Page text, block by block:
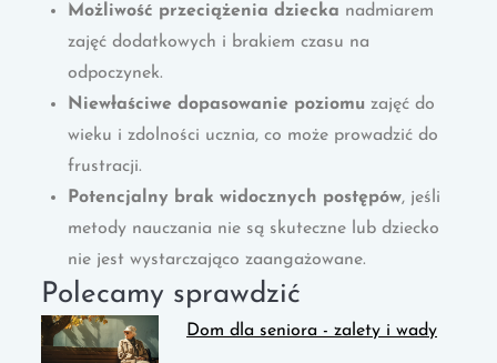
Możliwość przeciążenia dziecka nadmiarem
zajęć dodatkowych i brakiem czasu na
odpoczynek.
Niewłaściwe dopasowanie poziomu zajęć do
wieku i zdolności ucznia, co może prowadzić do
frustracji.
Potencjalny brak widocznych postępów, jeśli
metody nauczania nie są skuteczne lub dziecko
nie jest wystarczająco zaangażowane.
Polecamy sprawdzić
Dom dla seniora - zalety i wady